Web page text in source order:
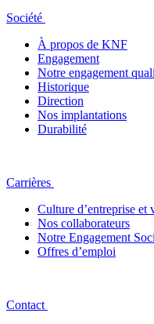
Société
À propos de KNF
Engagement
Notre engagement
Historique
Direction
Nos implantations
Durabilité
Carrières
Culture d’entreprise et
Nos collaborateurs
Notre Engagement
Offres d’emploi
Contact